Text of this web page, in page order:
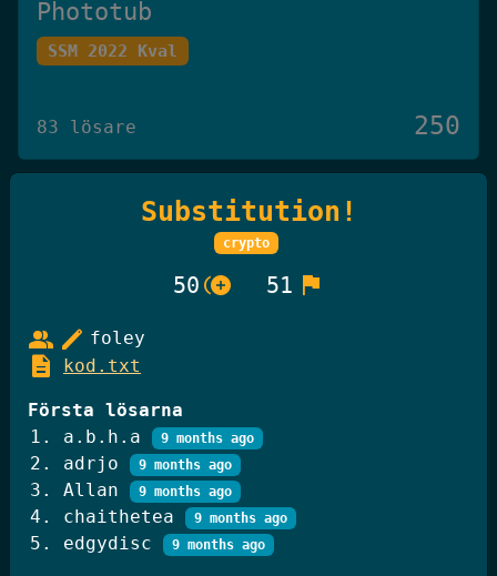
Phototub
SSM 2022 Kval
83 lösare 250
Det Omöjliga Spelet
27 lösare
GiffelBanken Valv 2
Knäck Koden 2025
20 lösare
Substitution!
crypto
50 control_point_duplicate 51 flag
group edit foley
description kod.txt
Första lösarna
a.b.h.a
9 months ago
adrjo 9 months ago
Allan 9 months ago
chaithetea 9 months ago
edgydisc 9 months ago